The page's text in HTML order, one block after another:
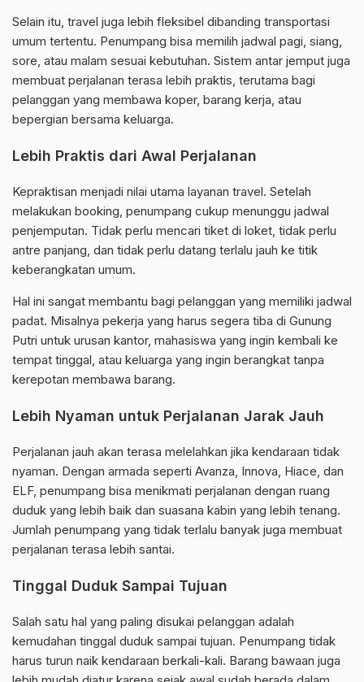
Selain itu, travel juga lebih fleksibel dibanding transportasi
umum tertentu. Penumpang bisa memilih jadwal pagi, siang,
sore, atau malam sesuai kebutuhan. Sistem antar jemput juga
membuat perjalanan terasa lebih praktis, terutama bagi
pelanggan yang membawa koper, barang kerja, atau
bepergian bersama keluarga.
Lebih Praktis dari Awal Perjalanan
Kepraktisan menjadi nilai utama layanan travel. Setelah
melakukan booking, penumpang cukup menunggu jadwal
penjemputan. Tidak perlu mencari tiket di loket, tidak perlu
antre panjang, dan tidak perlu datang terlalu jauh ke titik
keberangkatan umum.
Hal ini sangat membantu bagi pelanggan yang memiliki jadwal
padat. Misalnya pekerja yang harus segera tiba di Gunung
Putri untuk urusan kantor, mahasiswa yang ingin kembali ke
tempat tinggal, atau keluarga yang ingin berangkat tanpa
kerepotan membawa barang.
Lebih Nyaman untuk Perjalanan Jarak Jauh
Perjalanan jauh akan terasa melelahkan jika kendaraan tidak
nyaman. Dengan armada seperti Avanza, Innova, Hiace, dan
ELF, penumpang bisa menikmati perjalanan dengan ruang
duduk yang lebih baik dan suasana kabin yang lebih tenang.
Jumlah penumpang yang tidak terlalu banyak juga membuat
perjalanan terasa lebih santai.
Tinggal Duduk Sampai Tujuan
Salah satu hal yang paling disukai pelanggan adalah
kemudahan tinggal duduk sampai tujuan. Penumpang tidak
harus turun naik kendaraan berkali-kali. Barang bawaan juga